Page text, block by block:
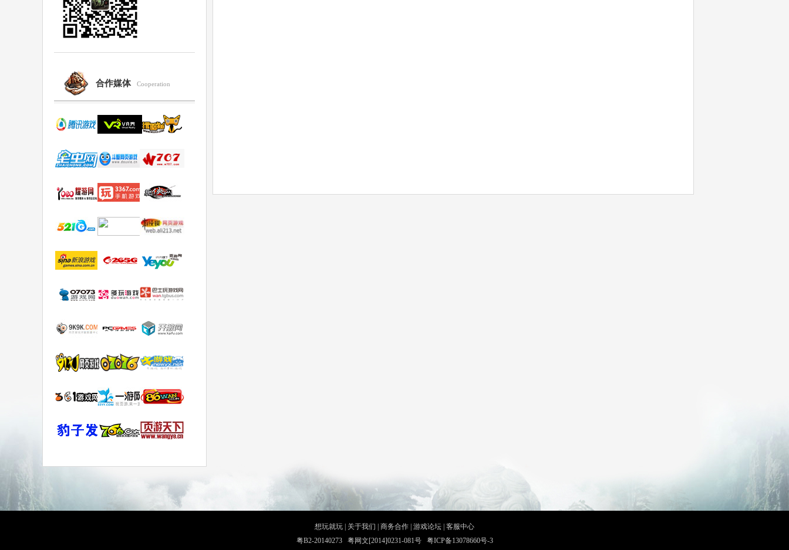
合作媒体 Cooperation
想玩就玩 关于我们 商务合作 游戏论坛 客服中心
粤B2-20140273 粤网文[2014]0231-081号 粤ICP备13078660号-3